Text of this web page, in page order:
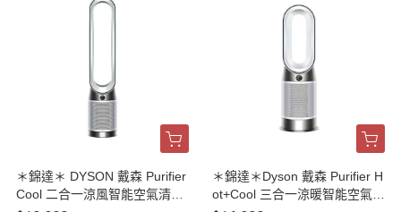
＊錦達＊ DYSON 戴森 Purifier
Cool 二合一涼風智能空氣清淨
＊錦達＊Dyson 戴森 Purifier H
ot+Cool 三合一涼暖智能空氣清